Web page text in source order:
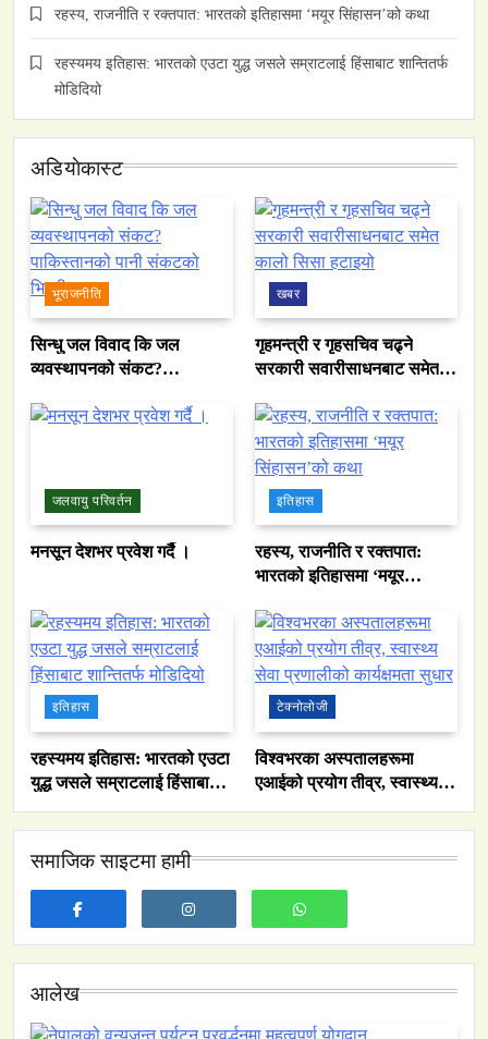
रहस्य, राजनीति र रक्तपात: भारतको इतिहासमा ‘मयूर सिंहासन’को कथा
रहस्यमय इतिहास: भारतको एउटा युद्ध जसले सम्राटलाई हिंसाबाट शान्तितर्फ
मोडिदियो
अडियाेकास्ट
भूराजनीति
सिन्धु जल विवाद कि जल
व्यवस्थापनको संकट?
भित्री कथा
खबर
गृहमन्त्री र गृहसचिव चढ्ने
सरकारी सवारीसाधनबाट समेत
जलवायु परिवर्तन
मनसून देशभर प्रवेश गर्दै ।
इतिहास
रहस्य, राजनीति र रक्तपात:
भारतको इतिहासमा ‘मयूर
इतिहास
रहस्यमय इतिहास: भारतको एउटा
युद्ध जसले सम्राटलाई हिंसाबाट
टेक्नोलोजी
विश्वभरका अस्पतालहरूमा
एआईको प्रयोग तीव्र, स्वास्थ्य
समाजिक साइटमा हामी
आलेख
नेपालमा युनिफिकेशन चर्चको सम्बन्ध उजागर
February 28, 2026
वन्यजन्तु वातावरण